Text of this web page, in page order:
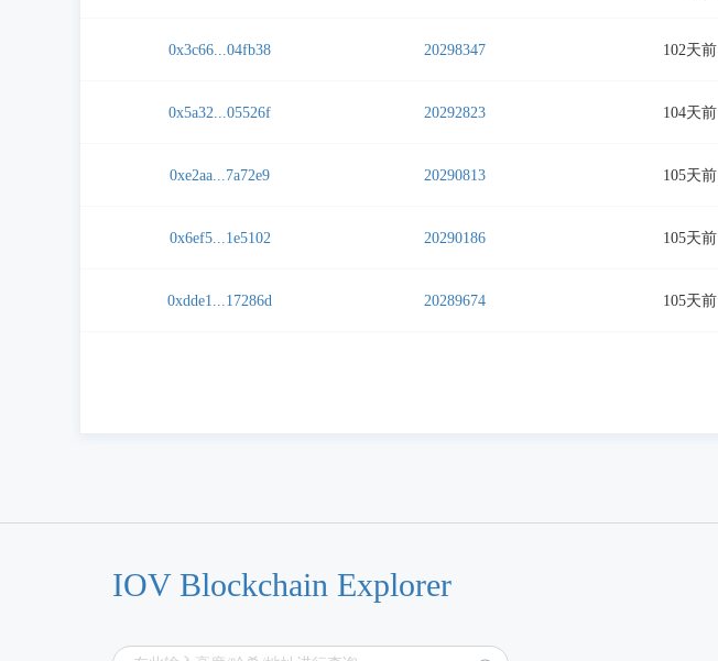
0x3c66...04fb38 20298347 102天前
0x5a32...05526f 20292823 104天前
0xe2aa...7a72e9 20290813 105天前
0x6ef5...1e5102 20290186 105天前
0xdde1...17286d 20289674 105天前
IOV Blockchain Explorer